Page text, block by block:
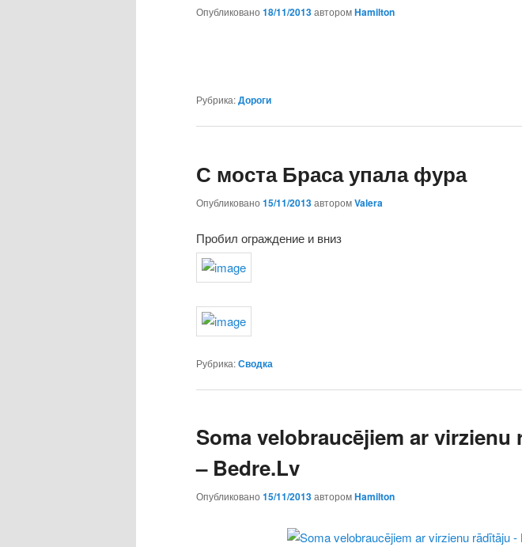
Опубликовано 18/11/2013авторомHamilton
Рубрика:Дороги
С моста Браса упала фура
Опубликовано 15/11/2013авторомValera
Пробил ограждение и вниз
Рубрика:Сводка
Soma velobraucējiem ar virzienu
– Bedre.Lv
Опубликовано 15/11/2013авторомHamilton